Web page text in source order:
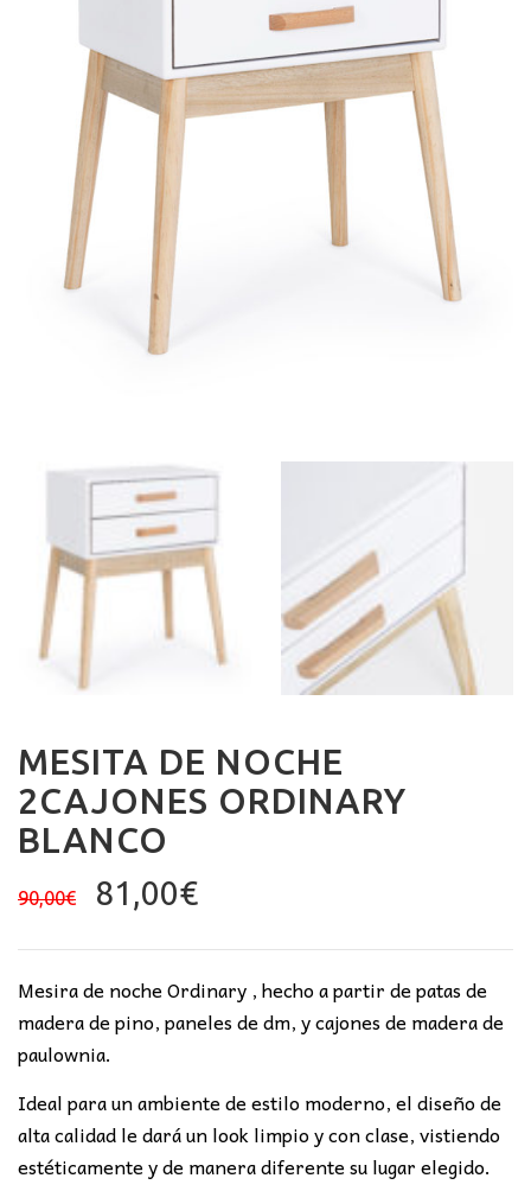
MESITA DE NOCHE
2CAJONES ORDINARY
BLANCO
90,00€
El
original
era:
90,00€.
81,00€El
actual
es:
81,00€.
Mesira de noche Ordinary , hecho a partir de patas de
madera de pino, paneles de dm, y cajones de madera de
paulownia.
Ideal para un ambiente de estilo moderno, el diseño de
alta calidad le dará un look limpio y con clase, vistiendo
estéticamente y de manera diferente su lugar elegido.